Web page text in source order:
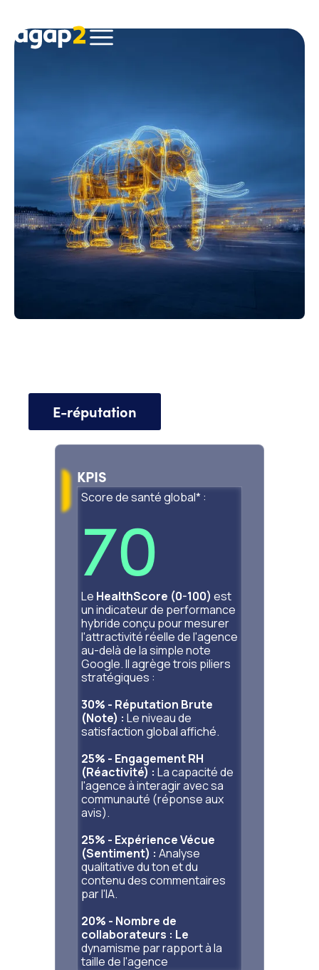
E-réputation
KPIS
Score de santé global* :
70
Le HealthScore (0-100) est
un indicateur de performance
hybride conçu pour mesurer
l'attractivité réelle de l'agence
au-delà de la simple note
Google. Il agrège trois piliers
stratégiques :
30% - Réputation Brute
(Note) : Le niveau de
satisfaction global affiché.
25% - Engagement RH
(Réactivité) : La capacité de
l'agence à interagir avec sa
communauté (réponse aux
avis).
25% - Expérience Vécue
(Sentiment) : Analyse
qualitative du ton et du
contenu des commentaires
par l'IA.
20% - Nombre de
collaborateurs : Le
dynamisme par rapport à la
taille de l'agence